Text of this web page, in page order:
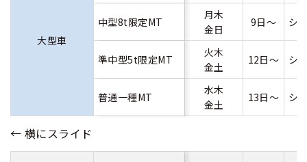
大型車
中型8t限定MT
月木
金日
9日～ シ
準中型5t限定MT
火木
金土
12日～ シ
普通一種MT
水木
金土
13日～ シ